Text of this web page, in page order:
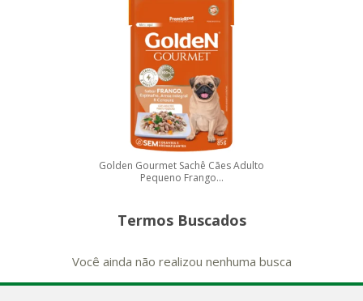
Golden Gourmet Sachê Cães Adulto
Pequeno Frango...
Termos Buscados
Você ainda não realizou nenhuma busca